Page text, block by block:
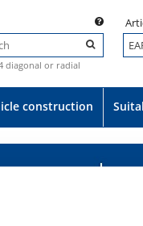
diagonal or radial
construction